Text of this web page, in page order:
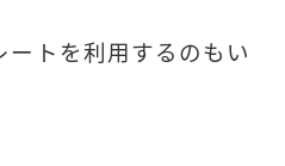
ートを利用するのもい